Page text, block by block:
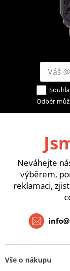
Odběr
Neváhejte
výběrem,
reklamaci,
Vše o nákupu